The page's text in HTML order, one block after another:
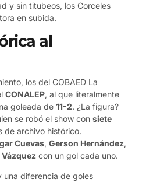
y sin titubeos, los Corceles
en subida.
al
los del COBAED La
CONALEP, al que literalmente
goleada de 11-2. ¿La figura?
se robó el show con siete
archivo histórico.
Cuevas, Gerson Hernández,
con un gol cada uno.
una diferencia de goles